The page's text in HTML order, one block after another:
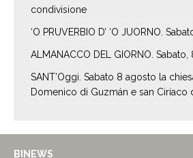
condivisione
‘O PRUVERBIO D’ ‘O JUORNO.
ALMANACCO DEL GIORNO.
SANT’Oggi. Sabato 8 agosto la
Domenico di Guzmán e san Ciriaco
BINEWS